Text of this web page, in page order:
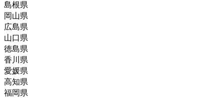
島根県
岡山県
広島県
山口県
徳島県
香川県
愛媛県
高知県
福岡県